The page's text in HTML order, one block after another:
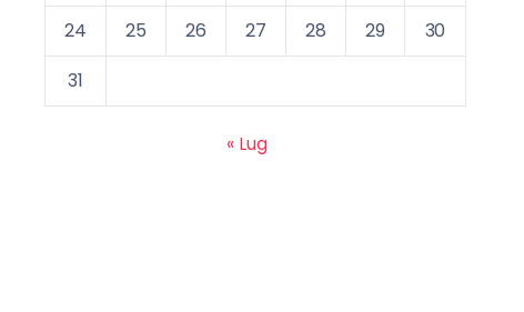
24
25 26 27 28 29
30
31
« Lug